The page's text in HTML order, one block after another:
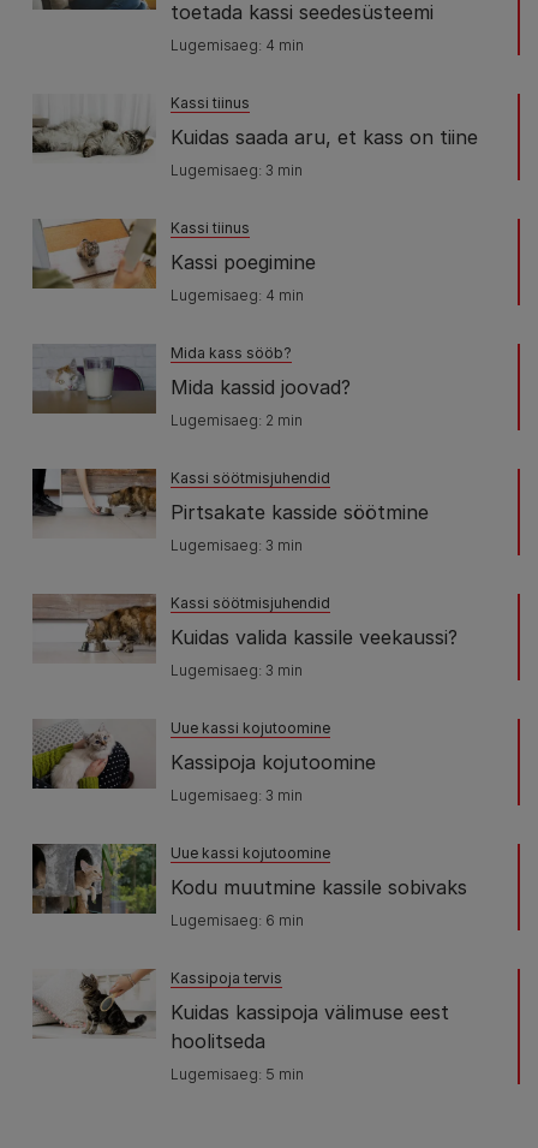
toetada kassi seedesüsteemi
Lugemisaeg: 4 min
Kassi tiinus
Kuidas saada aru, et kass on tiine
Lugemisaeg: 3 min
Kassi tiinus
Kassi poegimine
Lugemisaeg: 4 min
Mida kass sööb?
Mida kassid joovad?
Lugemisaeg: 2 min
Kassi söötmisjuhendid
Pirtsakate kasside söötmine
Lugemisaeg: 3 min
Kassi söötmisjuhendid
Kuidas valida kassile veekaussi?
Lugemisaeg: 3 min
Uue kassi kojutoomine
Kassipoja kojutoomine
Lugemisaeg: 3 min
Uue kassi kojutoomine
Kodu muutmine kassile sobivaks
Lugemisaeg: 6 min
Kassipoja tervis
Kuidas kassipoja välimuse eest
hoolitseda
Lugemisaeg: 5 min